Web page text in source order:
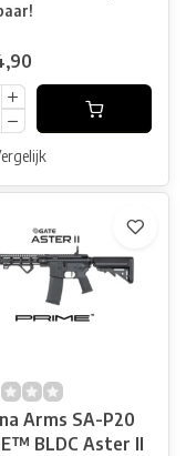
Arms SA-P20
BLDC Aster II